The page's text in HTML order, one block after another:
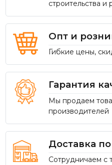
строительства и
Опт и
Гибкие цены,
Гарантия
Мы продаем
производителей
Доставка
Сотрудничаем с